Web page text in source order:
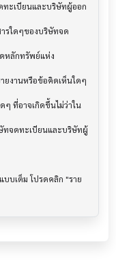
ะเบียนและบริษัทผู้ออก
รใดๆของบริษัทจด
หลักทรัพย์แห่ง
ยงานหรือข้อคิดเห็นใดๆ
ๆ ที่อาจเกิดขึ้นไม่ว่าใน
ทจดทะเบียนและบริษัทผู้
บเต็ม โปรดคลิก "ราย